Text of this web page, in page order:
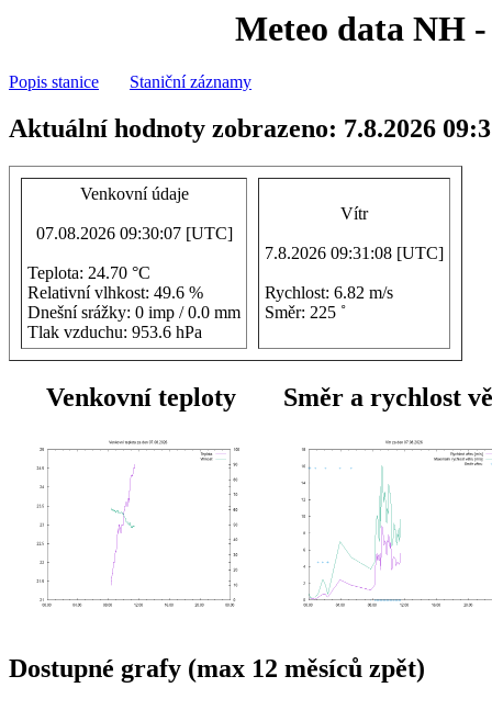
Meteo data NH
Popis stanice Staniční záznamy
Aktuální hodnoty zobrazeno: 7.8.2026
Venkovní údaje
07.08.2026 09:30:07 [UTC]
Teplota: 24.70 °C
Relativní vlhkost: 49.6 %
Dnešní srážky: 0 imp / 0.0 mm
Tlak vzduchu: 953.6 hPa
Vítr
7.8.2026 09:31:08 [UTC]
Rychlost: 6.82 m/s
Směr: 225 ˚
Venkovní teploty Směr a rychlost
Dostupné grafy (max 12 měsíců zpět)